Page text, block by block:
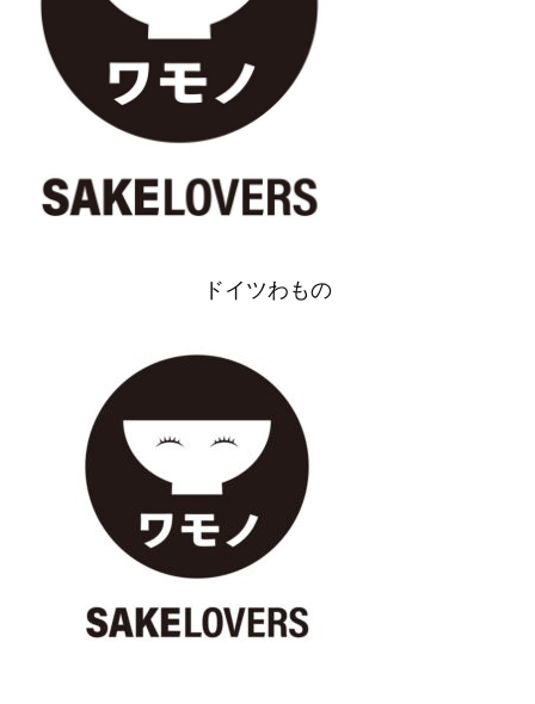
ONLINE SHOP
ドイツわもの